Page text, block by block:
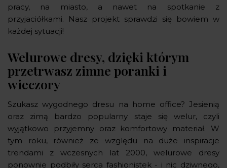
pracy, na miasto, a nawet na spotkanie z
przyjaciółkami. Nasz projekt sprawdzi się bowiem w
każdej sytuacji!
Welurowe dresy, dzięki którym
przetrwasz zimne poranki i
wieczory
Szukasz wygodnego dresu na home office? Jesienią
oraz zimą bardzo popularny staje się welur, czyli
wyjątkowo przyjemny oraz komfortowy materiał. W
tym roku, również ze względu na duże inspiracje
trendami z wczesnych lat 2000, welurowe dresy
ponownie podbiły serca fashionistek - i nic dziwnego,